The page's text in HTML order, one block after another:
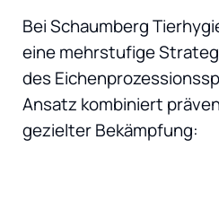
Bei Schaumberg
eine mehrstufige
des
Ansatz kombiniert
gezielter Bekämpfung: